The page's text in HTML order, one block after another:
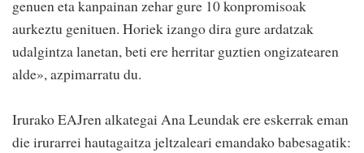
genuen eta kanpainan zehar gure 10 konpromisoak
aurkeztu genituen. Horiek izango dira gure ardatzak
udalgintza lanetan, beti ere herritar guztien ongizatearen
alde», azpimarratu du.
Irurako EAJren alkategai Ana Leundak ere eskerrak eman
die irurarrei hautagaitza jeltzaleari emandako babesagatik: